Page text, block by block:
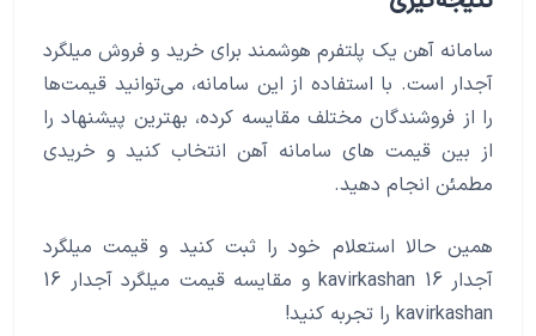
سامانه آهن یک پلتفرم هوشمند برای خرید و فروش میلگرد
آجدار است. با استفاده از این سامانه، می‌توانید قیمت‌ها
را از فروشندگان مختلف مقایسه کرده، بهترین پیشنهاد را
از بین قیمت های سامانه آهن انتخاب کنید و خریدی
مطمئن انجام دهید.
همین حالا استعلام خود را ثبت کنید و قیمت میلگرد
آجدار 16 kavirkashan و مقایسه قیمت میلگرد آجدار 16
kavirkashan را تجربه کنید!